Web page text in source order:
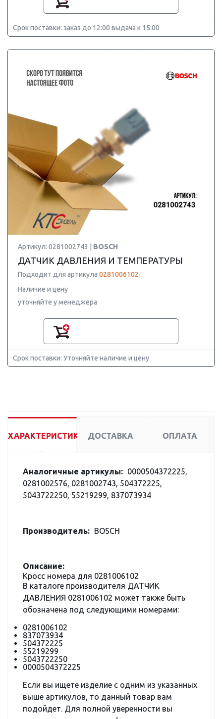
Срок поставки: заказ до 12:00 выдача к 15:00
Артикул: 0281002743 | BOSCH
ДАТЧИК ДАВЛЕНИЯ И ТЕМПЕРАТУРЫ
Подходит для артикула 0281006102
Наличие и цену
уточняйте у менеджера
Срок поставки: Уточняйте наличие и цену
ХАРАКТЕРИСТИКИ ДОСТАВКА ОПЛАТА
Аналогичные артикулы: 0000504372225,
0281002576, 0281002743, 504372225,
5043722250, 55219299, 837073934
Производитель: BOSCH
Описание:
Кросс номера для 0281006102
В каталоге производителя ДАТЧИК
ДАВЛЕНИЯ 0281006102 может также быть
обозначена под следующими номерами:
0281006102
837073934
504372225
55219299
5043722250
0000504372225
Если вы ищете изделие с одним из указанных
выше артикулов, то данный товар вам
подойдет. Для полной уверенности вы